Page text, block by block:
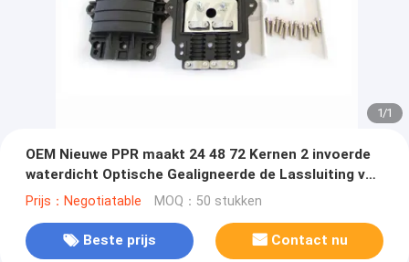
1/1
OEM Nieuwe PPR maakt 24 48 72 Kernen 2 invoerde
waterdicht Optische Gealigneerde de Lassluiting van
de 2 outputvezel
Prijs：Negotiatable MOQ：50 stukken
Beste prijs Contact nu